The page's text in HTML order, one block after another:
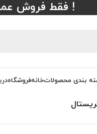
! فقط فروش عمده با حداقل
بندی محصولاتخانهفروشگاه